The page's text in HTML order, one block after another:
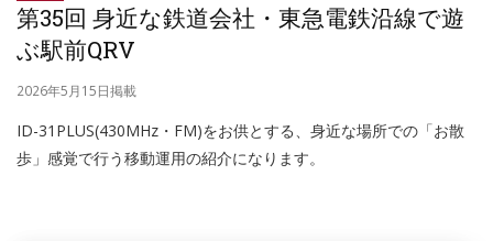
第35回 身近な鉄道会社・東急電鉄沿線で遊
ぶ駅前QRV
2026年5月15日掲載
ID-31PLUS(430MHz・FM)をお供とする、身近な場所での「お散
歩」感覚で行う移動運用の紹介になります。